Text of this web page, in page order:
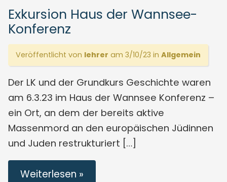
Exkursion Haus der Wannsee-
Konferenz
Veröffentlicht von lehrer am 3/10/23 in Allgemein
Der LK und der Grundkurs Geschichte waren
am 6.3.23 im Haus der Wannsee Konferenz –
ein Ort, an dem der bereits aktive
Massenmord an den europäischen Jüdinnen
und Juden restrukturiert […]
Weiterlesen »